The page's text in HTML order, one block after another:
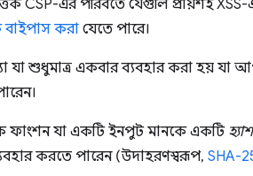
CSP-এর পরিবর্তে যেগুলি প্রায়শই XSS-
বাইপাস করাযেতে পারে।
যা শুধুমাত্র একবার ব্যবহার করা হয় যা
ফাংশন যা একটি ইনপুট মানকে একটিহ্যাশ
করতে পারেন (উদাহরণস্বরূপ, SHA-